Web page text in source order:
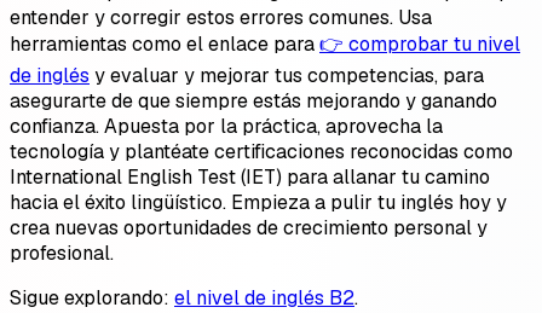
entender y corregir estos errores comunes. Usa
herramientas como el enlace para👉 comprobar tu nivel
de inglés y evaluar y mejorar tus competencias, para
asegurarte de que siempre estás mejorando y ganando
confianza. Apuesta por la práctica, aprovecha la
tecnología y plantéate certificaciones reconocidas como
International English Test (IET) para allanar tu camino
hacia el éxito lingüístico. Empieza a pulir tu inglés hoy y
crea nuevas oportunidades de crecimiento personal y
profesional.
Sigue explorando: el nivel de inglés B2.